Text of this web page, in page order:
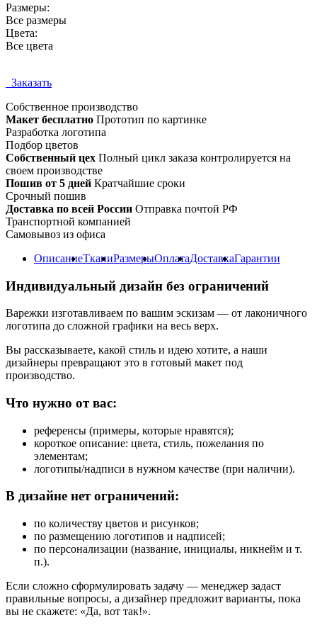
Размеры:
Все размеры
Цвета:
Все цвета
Заказать
Собственное производство
Макет бесплатно Прототип по картинке
Разработка логотипа
Подбор цветов
Собственный цех Полный цикл заказа контролируется на
своем производстве
Пошив от 5 дней Кратчайшие сроки
Срочный пошив
Доставка по всей России Отправка почтой РФ
Транспортной компанией
Самовывоз из офиса
ОписаниеТканиРазмерыОплатаДоставкаГарантии
Индивидуальный дизайн без ограничений
Варежки изготавливаем по вашим эскизам — от лаконичного
логотипа до сложной графики на весь верх.
Вы рассказываете, какой стиль и идею хотите, а наши
дизайнеры превращают это в готовый макет под
производство.
Что нужно от вас:
референсы (примеры, которые нравятся);
короткое описание: цвета, стиль, пожелания по
элементам;
логотипы/надписи в нужном качестве (при наличии).
В дизайне нет ограничений:
по количеству цветов и рисунков;
по размещению логотипов и надписей;
по персонализации (название, инициалы, никнейм и т.
п.).
Если сложно сформулировать задачу — менеджер задаст
правильные вопросы, а дизайнер предложит варианты, пока
вы не скажете: «Да, вот так!».